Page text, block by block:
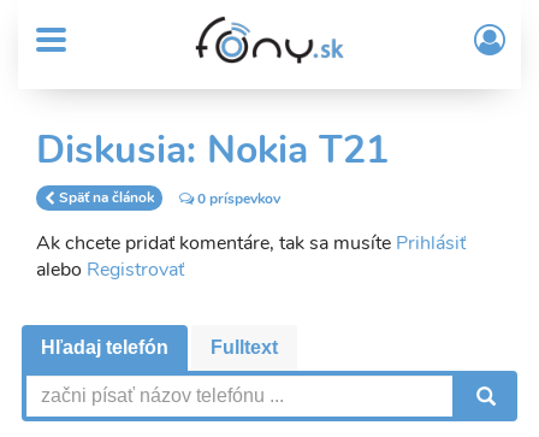
obsah
MENU
Sub
Header
menu
User
account
menu
/
Diskusia: Nokia T21
Späť na článok 0 príspevkov
Ak chcete pridať komentáre, tak sa musíte Prihlásiť
alebo Registrovať
Hľadaj telefón Fulltext